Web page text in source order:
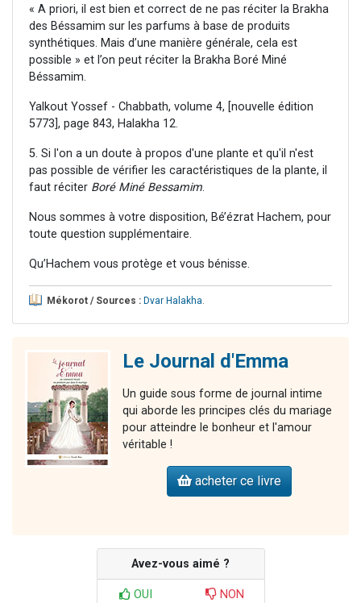
« A priori, il est bien et correct de ne pas réciter la Brakha
des Béssamim sur les parfums à base de produits
synthétiques. Mais d’une manière générale, cela est
possible » et l’on peut réciter la Brakha Boré Miné
Béssamim.
Yalkout Yossef - Chabbath, volume 4, [nouvelle édition
5773], page 843, Halakha 12.
5. Si l'on a un doute à propos d'une plante et qu'il n'est
pas possible de vérifier les caractéristiques de la plante, il
faut réciter Boré Miné Bessamim.
Nous sommes à votre disposition, Bé’ézrat Hachem, pour
toute question supplémentaire.
Qu’Hachem vous protège et vous bénisse.
Mékorot / Sources : Dvar Halakha.
Le Journal d'Emma
Un guide sous forme de journal intime
qui aborde les principes clés du mariage
pour atteindre le bonheur et l'amour
véritable !
acheter ce livre
Avez-vous aimé ?
OUI NON